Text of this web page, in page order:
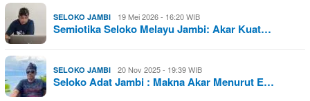
SELOKO JAMBI 19 Mei 2026 - 16:20 WIB
Semiotika Seloko Melayu Jambi: Akar Kuat…
SELOKO JAMBI 20 Nov 2025 - 19:39 WIB
Seloko Adat Jambi : Makna Akar Menurut E…